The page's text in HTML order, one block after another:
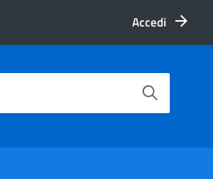
Accedi